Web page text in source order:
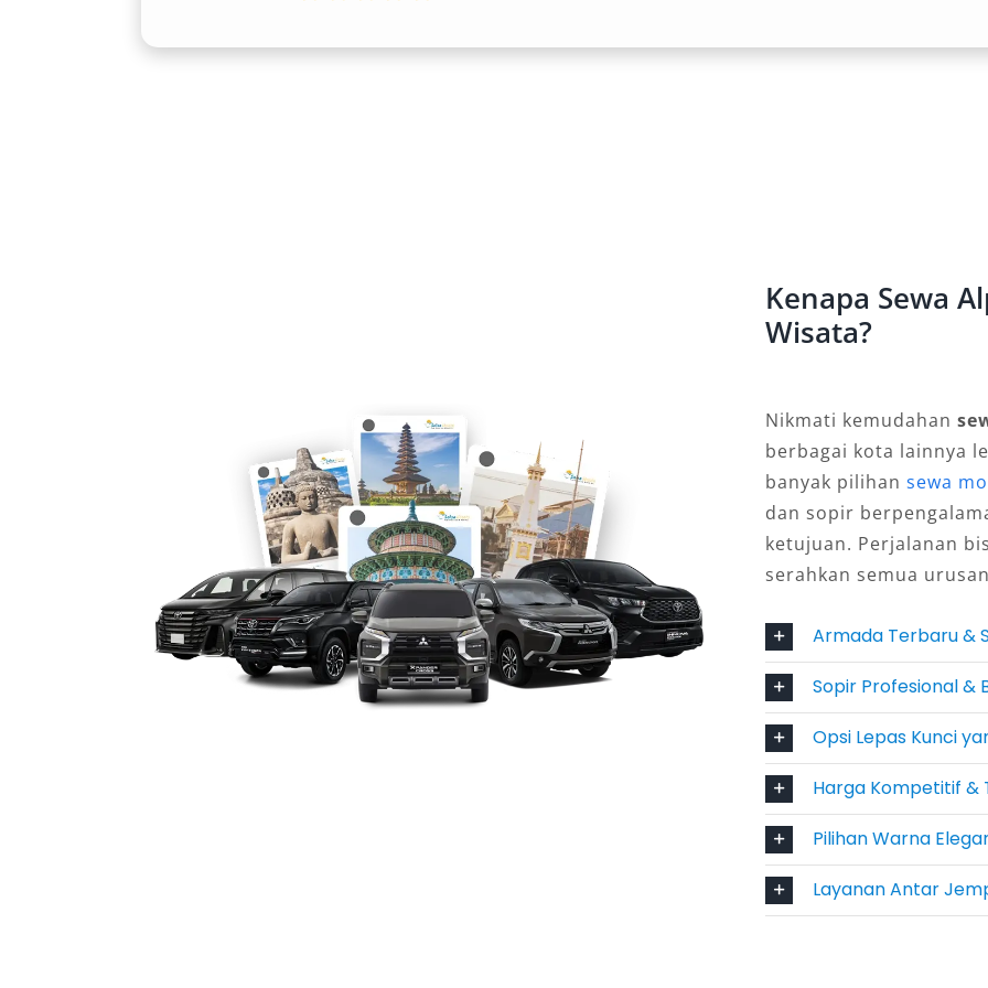
hanya sekadar alat transportasi, melainkan simbol kenyamanan dan
perjalanan Anda, mulai dari liburan keluarga hingga perjalanan bisnis.
Kebutuhan setiap pelanggan berbeda. Karena itu, banyak penyedia rental
Alphard Garut menawarkan pilihan sewa harian 24 jam hingga sewa
bulanan. Fleksibilitas ini menjadikan Alphard solusi ideal untuk berbagai
agenda, baik perjalanan singkat maupun penggunaan jangka panjang.
5. Profesionalisme Layanan yang Terpercaya
Menggunakan jasa rental mobil Alphard Garut dari penyedia terpercaya
memberikan jaminan kualitas. Unit mobil selalu dalam kondisi prima,
layanan pelanggan responsif, dan sopir berpengalaman memastikan
perjalanan lancar. Dengan standar layanan tinggi, kepercayaan pelanggan
terhadap jasa sewa Alphard Garut terus meningkat dari waktu ke waktu.
Meskipun dikenal sebagai mobil premium, harga sewa Alphard di Garut
tetap kompetitif jika dibandingkan dengan kenyamanan dan manfaat yang
Kenapa Sewa
Wisata?
Nikmati kemudahan
berbagai kota lainnya
banyak pilihansewa
dan sopir
ketujuan. Perjalanan
serahkan semua
Armada Terbaru &
Sopir Profesional &
Opsi Lepas Kunci
Harga Kompetitif &
Pilihan Warna
Layanan Antar